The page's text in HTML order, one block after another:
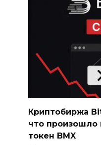
Криптобиржа
что произошло
токен BMX